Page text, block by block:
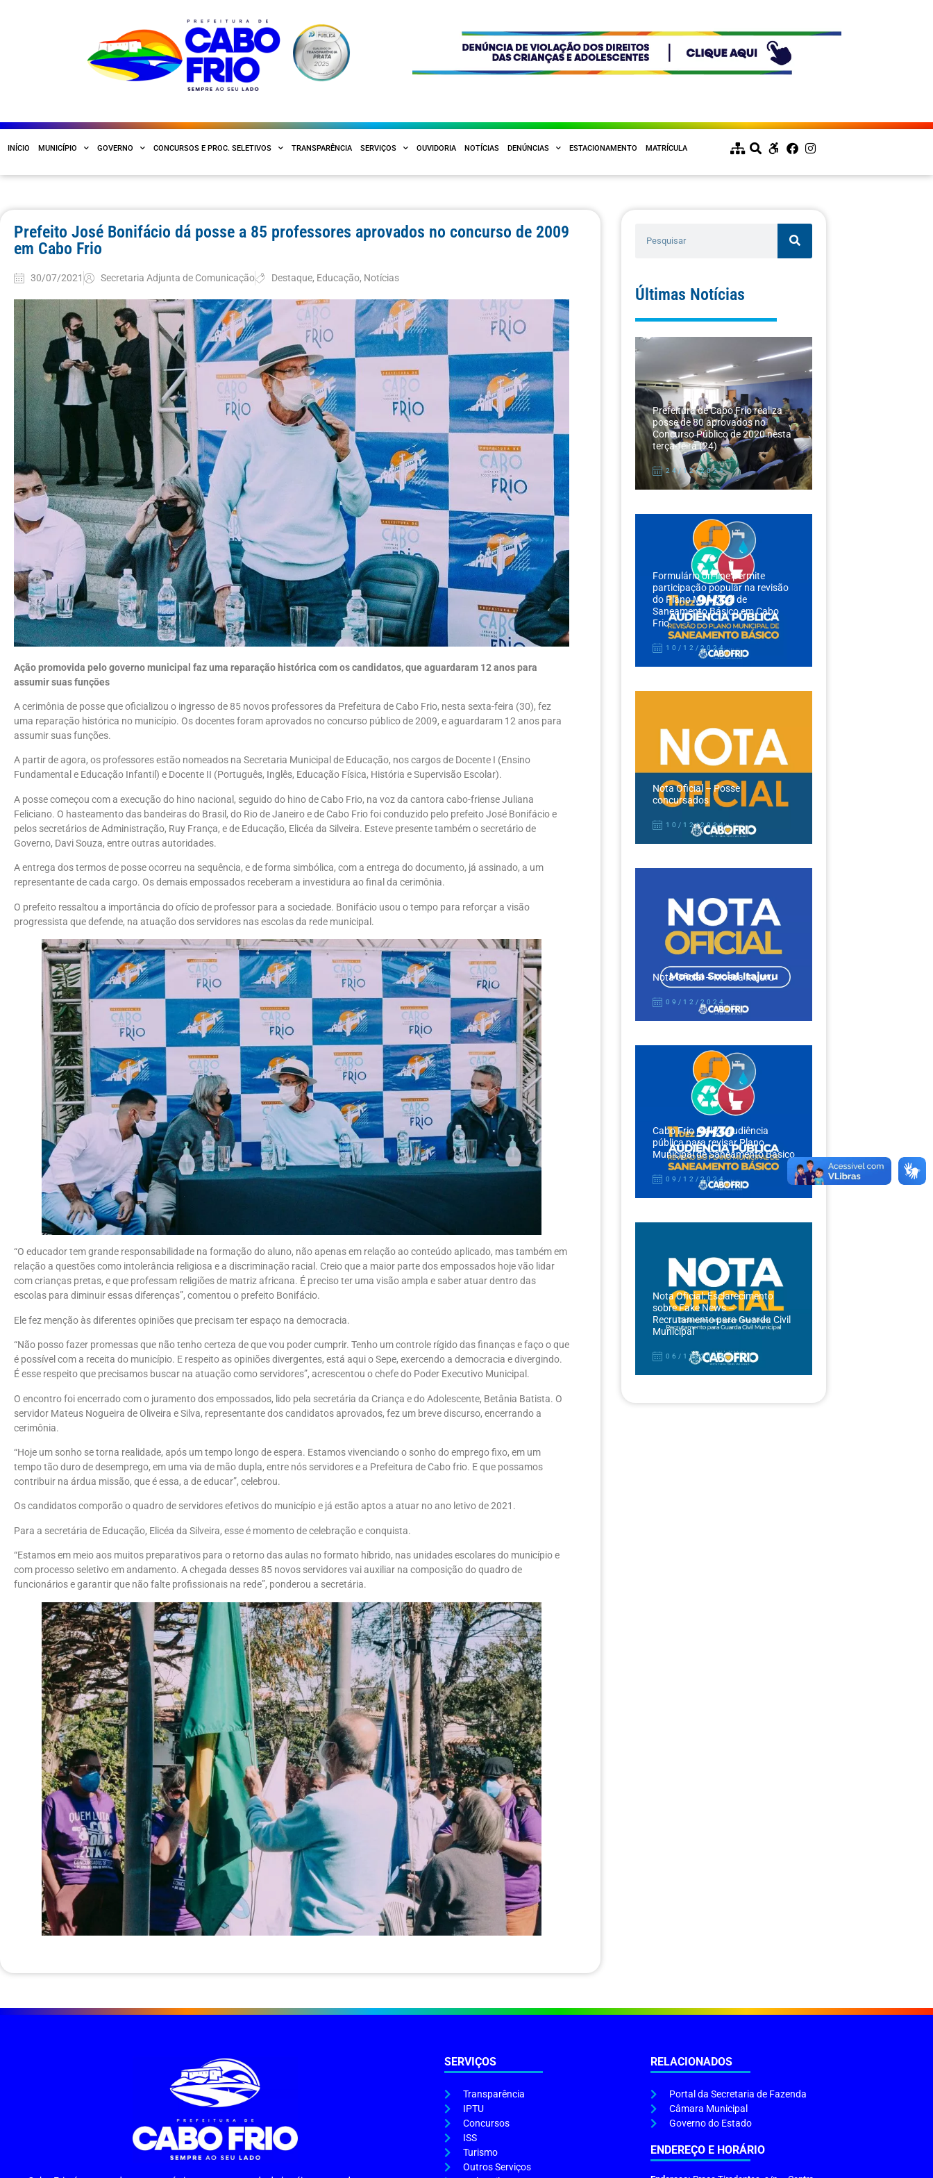
INÍCIO MUNICÍPIO GOVERNO CONCURSOS E PROC. SELETIVOS TRANSPARÊNCIA SERVIÇOS OUVIDORIA NOTÍCIAS DENÚNCIAS ESTACIONAMENTO MATRÍCULA
Prefeito José Bonifácio dá posse a 85 professores aprovados no concurso de 2009
em Cabo Frio
30/07/2021 Secretaria Adjunta de Comunicação Destaque, Educação, Notícias
Ação promovida pelo governo municipal faz uma reparação histórica com os candidatos, que aguardaram 12 anos para
assumir suas funções
A cerimônia de posse que oficializou o ingresso de 85 novos professores da Prefeitura de Cabo Frio, nesta sexta-feira (30), fez
uma reparação histórica no município. Os docentes foram aprovados no concurso público de 2009, e aguardaram 12 anos para
assumir suas funções.
A partir de agora, os professores estão nomeados na Secretaria Municipal de Educação, nos cargos de Docente I (Ensino
Fundamental e Educação Infantil) e Docente II (Português, Inglês, Educação Física, História e Supervisão Escolar).
A posse começou com a execução do hino nacional, seguido do hino de Cabo Frio, na voz da cantora cabo-friense Juliana
Feliciano. O hasteamento das bandeiras do Brasil, do Rio de Janeiro e de Cabo Frio foi conduzido pelo prefeito José Bonifácio e
pelos secretários de Administração, Ruy França, e de Educação, Elicéa da Silveira. Esteve presente também o secretário de
Governo, Davi Souza, entre outras autoridades.
A entrega dos termos de posse ocorreu na sequência, e de forma simbólica, com a entrega do documento, já assinado, a um
representante de cada cargo. Os demais empossados receberam a investidura ao final da cerimônia.
O prefeito ressaltou a importância do ofício de professor para a sociedade. Bonifácio usou o tempo para reforçar a visão
progressista que defende, na atuação dos servidores nas escolas da rede municipal.
“O educador tem grande responsabilidade na formação do aluno, não apenas em relação ao conteúdo aplicado, mas também em
relação a questões como intolerância religiosa e a discriminação racial. Creio que a maior parte dos empossados hoje vão lidar
com crianças pretas, e que professam religiões de matriz africana. É preciso ter uma visão ampla e saber atuar dentro das
escolas para diminuir essas diferenças”, comentou o prefeito Bonifácio.
Ele fez menção às diferentes opiniões que precisam ter espaço na democracia.
“Não posso fazer promessas que não tenho certeza de que vou poder cumprir. Tenho um controle rígido das finanças e faço o que
é possível com a receita do município. E respeito as opiniões divergentes, está aqui o Sepe, exercendo a democracia e divergindo.
É esse respeito que precisamos buscar na atuação como servidores”, acrescentou o chefe do Poder Executivo Municipal.
O encontro foi encerrado com o juramento dos empossados, lido pela secretária da Criança e do Adolescente, Betânia Batista. O
servidor Mateus Nogueira de Oliveira e Silva, representante dos candidatos aprovados, fez um breve discurso, encerrando a
cerimônia.
“Hoje um sonho se torna realidade, após um tempo longo de espera. Estamos vivenciando o sonho do emprego fixo, em um
tempo tão duro de desemprego, em uma via de mão dupla, entre nós servidores e a Prefeitura de Cabo frio. E que possamos
contribuir na árdua missão, que é essa, a de educar”, celebrou.
Os candidatos comporão o quadro de servidores efetivos do município e já estão aptos a atuar no ano letivo de 2021.
Para a secretária de Educação, Elicéa da Silveira, esse é momento de celebração e conquista.
“Estamos em meio aos muitos preparativos para o retorno das aulas no formato híbrido, nas unidades escolares do município e
com processo seletivo em andamento. A chegada desses 85 novos servidores vai auxiliar na composição do quadro de
funcionários e garantir que não falte profissionais na rede”, ponderou a secretária.
Últimas Notícias
Prefeitura de Cabo Frio realiza
posse de 80 aprovados no
Concurso Público de 2020 nesta
terça-feira (24)
24/12/2024
Formulário on-line permite
participação popular na revisão
do Plano Municipal de
Saneamento Básico em Cabo
Frio
10/12/2024
Nota Oficial – Posse
concursados
10/12/2024
Nota Oficial – Moeda Itajuru
09/12/2024
Cabo Frio realiza audiência
pública para revisar Plano
Municipal de Saneamento Básico
09/12/2024
Nota Oficial: Esclarecimento
sobre Fake News –
Recrutamento para Guarda Civil
Municipal
06/12/2024
SERVIÇOS
Transparência
IPTU
Concursos
ISS
Turismo
Outros Serviços
RELACIONADOS
Portal da Secretaria de Fazenda
Câmara Municipal
Governo do Estado
ENDEREÇO E HORÁRIO